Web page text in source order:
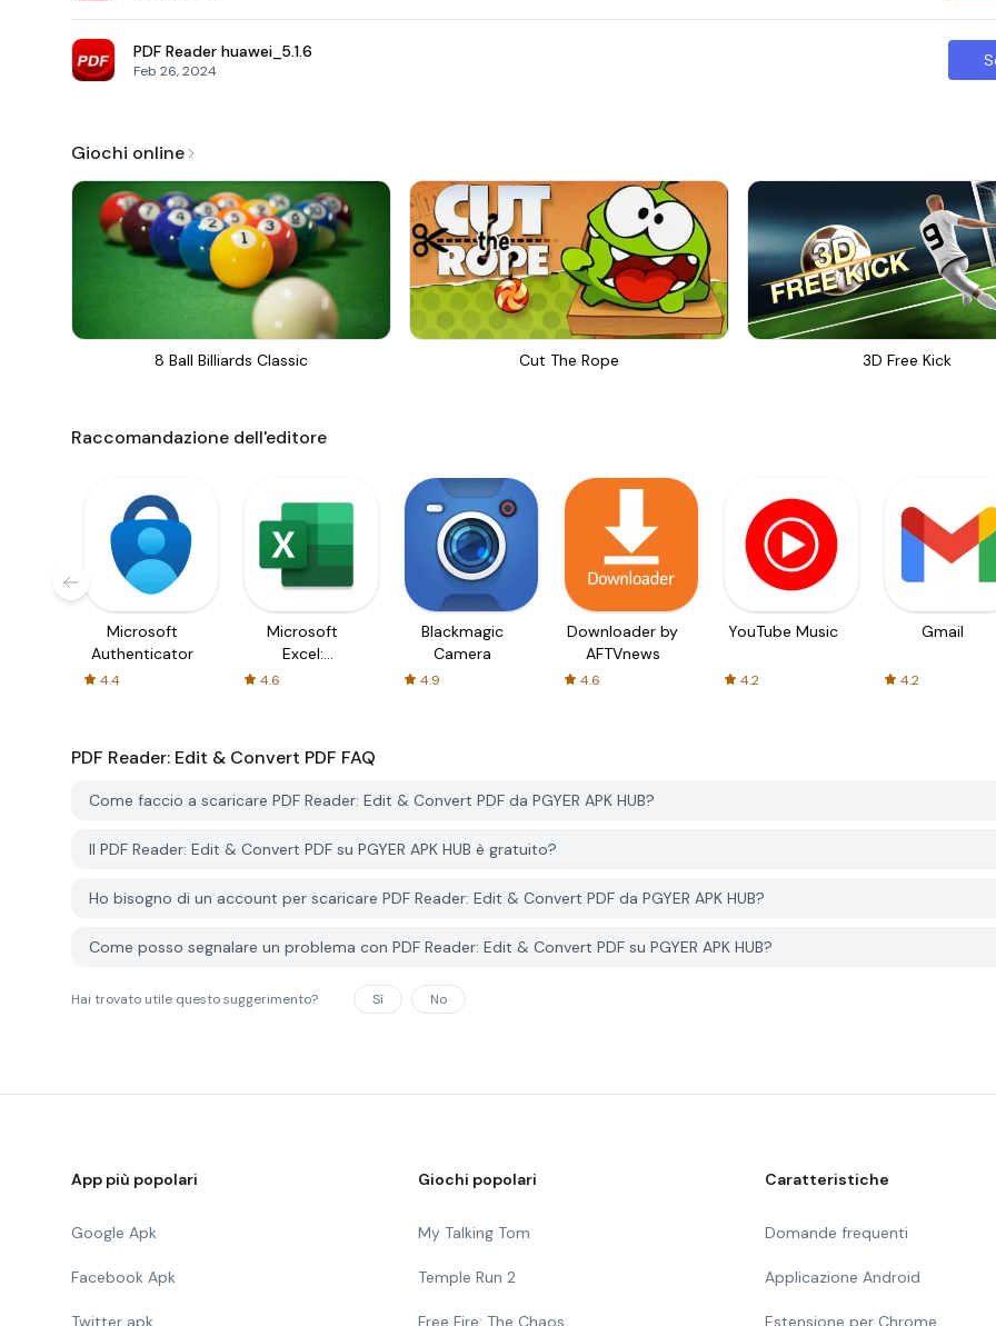
PDF Reader huawei_5.1.6
Feb 26, 2024
Giochi online
8 Ball Billiards Classic Cut The Rope 3D Free Kick
Raccomandazione dell'editore
Microsoft
Authenticator
4.4
Microsoft
Excel:
Spreadsheets
4.6
Blackmagic
Camera
4.9
Downloader by
AFTVnews
4.6
YouTube Music
4.2
Gmail
4.2
PDF Reader: Edit & Convert PDF FAQ
Come faccio a scaricare PDF Reader: Edit & Convert PDF da PGYER APK HUB?
Il PDF Reader: Edit & Convert PDF su PGYER APK HUB è gratuito?
Ho bisogno di un account per scaricare PDF Reader: Edit & Convert PDF da PGYER APK HUB?
Come posso segnalare un problema con PDF Reader: Edit & Convert PDF su PGYER APK HUB?
Hai trovato utile questo suggerimento? Sì No
App più popolari
Google Apk
Facebook Apk
Twitter apk
Giochi popolari
My Talking Tom
Temple Run 2
Free Fire: The Chaos
Caratteristiche
Domande frequenti
Applicazione Android
Estensione per Chrome